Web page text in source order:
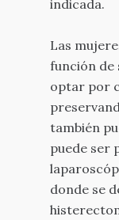
indicada.
Las
función de
optar por
también
puede ser
donde se